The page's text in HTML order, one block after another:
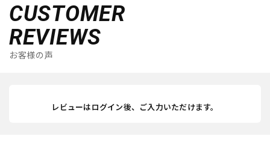
CUSTOMER
REVIEWS
お客様の声
レビューはログイン後、ご入力いただけます。